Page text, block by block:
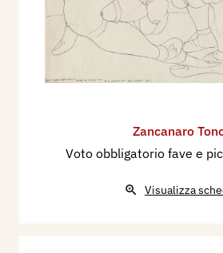
Zancanaro
Voto obbligatorio fave e
Visualizza